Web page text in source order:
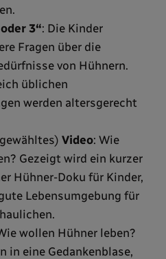
3“: Die Kinder
Fragen über die
von Hühnern.
üblichen
werden altersgerecht
Video: Wie
Gezeigt wird ein kurzer
Hühner-Doku für Kinder,
Lebensumgebung für
wollen Hühner leben?
in eine Gedankenblase,